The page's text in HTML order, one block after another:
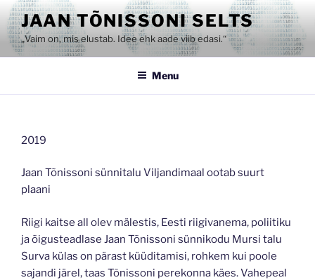
Skip
to
content
JAAN TÕNISSONI SELTS
„Vaim on, mis elustab. Idee ehk aade viib edasi.“
Menu
2019
Jaan Tõnissoni sünnitalu Viljandimaal ootab suurt
plaani
Riigi kaitse all olev mälestis, Eesti riigivanema, poliitiku
ja õigusteadlase Jaan Tõnissoni sünnikodu Mursi talu
Surva külas on pärast küüditamisi, rohkem kui poole
sajandi järel, taas Tõnissoni perekonna käes. Vahepeal